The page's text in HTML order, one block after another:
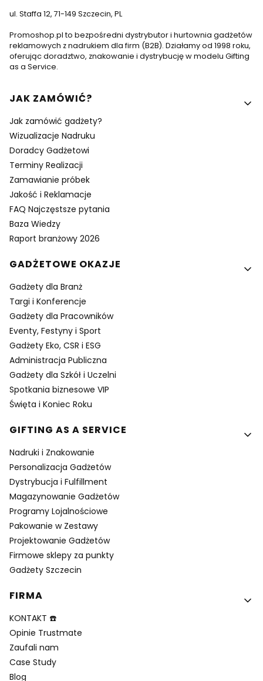
ul. Staffa 12, 71-149 Szczecin, PL
Promoshop.pl to bezpośredni dystrybutor i hurtownia gadżetów
reklamowych z nadrukiem dla firm (B2B). Działamy od 1998 roku,
oferując doradztwo, znakowanie i dystrybucję w modelu Gifting
as a Service.
Linki w stopce
JAK ZAMÓWIĆ?
Jak zamówić gadżety?
Wizualizacje Nadruku
Doradcy Gadżetowi
Terminy Realizacji
Zamawianie próbek
Jakość i Reklamacje
FAQ Najczęstsze pytania
Baza Wiedzy
Raport branżowy 2026
GADŻETOWE OKAZJE
Gadżety dla Branż
Targi i Konferencje
Gadżety dla Pracowników
Eventy, Festyny i Sport
Gadżety Eko, CSR i ESG
Administracja Publiczna
Gadżety dla Szkół i Uczelni
Spotkania biznesowe VIP
Święta i Koniec Roku
GIFTING AS A SERVICE
Nadruki i Znakowanie
Personalizacja Gadżetów
Dystrybucja i Fulfillment
Magazynowanie Gadżetów
Programy Lojalnościowe
Pakowanie w Zestawy
Projektowanie Gadżetów
Firmowe sklepy za punkty
Gadżety Szczecin
FIRMA
KONTAKT ☎️
Opinie Trustmate
Zaufali nam
Case Study
Blog